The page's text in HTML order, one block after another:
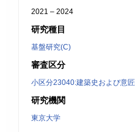
2021 – 2024
研究種目
基盤研究(C)
審査区分
小区分23040:建築史および意
研究機関
東京大学